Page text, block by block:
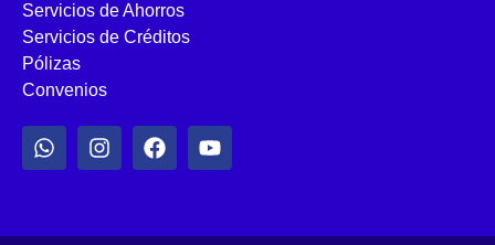
Servicios de Ahorros
Servicios de Créditos
Pólizas
Convenios